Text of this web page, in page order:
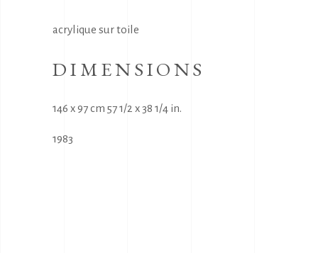
acrylique sur toile
DIMENSIONS
146 x 97 cm 57 1/2 x 38 1/4 in.
1983